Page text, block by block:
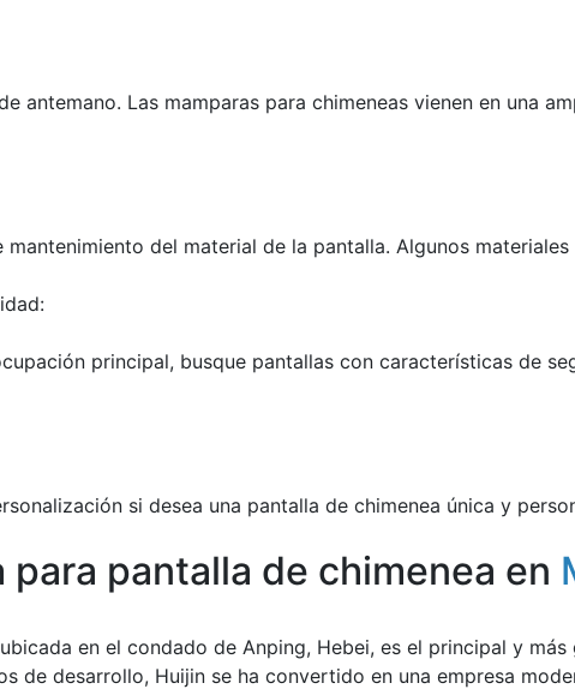
antemano. Las mamparas para chimeneas vienen en una
del material de la pantalla. Algunos
principal, busque pantallas con características de
si desea una pantalla de chimenea única y
para pantalla de chimenea en
en el condado de Anping, Hebei, es el principal y
de desarrollo, Huijin se ha convertido en una empresa